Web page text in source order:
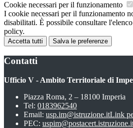
Cookie necessari per il funzionamento
I cookie necessari per il funzionamento
disabilitati. È possibile consultare
policy.
Accetta tutti Salva le preferenze
Contatti
Ufficio V - Ambito Territoriale di
Piazza Roma, 2 – 18100 Imperia
Tel: 0183962540
Email: usp.im@istruzione.itLink
PEC: